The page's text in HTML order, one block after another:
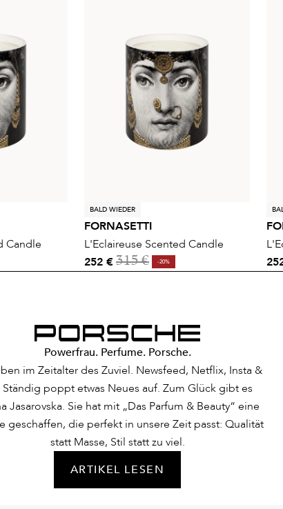
Candle
BALD WIEDER
FORNASETTI
L'Eclaireuse Scented Candle
252 € 315 € -20%
Powerfrau. Perfume. Porsche.
im Zeitalter des Zuviel. Newsfeed, Netflix, Insta &
Ständig poppt etwas Neues auf. Zum Glück gibt es
Jasarovska. Sie hat mit „Das Parfum & Beauty“ eine
geschaffen, die perfekt in unsere Zeit passt: Qualität
statt Masse, Stil statt zu viel.
ARTIKEL LESEN